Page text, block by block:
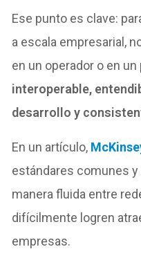
Ese punto es clave:
a escala empresarial,
en un operador o en un
interoperable,
desarrollo y
En un artículo,
estándares comunes
manera fluida entre
difícilmente logren
empresas.